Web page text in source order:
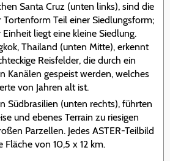
Santa Cruz (unten links), sind die
Tortenform Teil einer Siedlungsform;
liegt eine kleine Siedlung.
Thailand (unten Mitte), erkennt
Reisfelder, die durch ein
Kanälen gespeist werden, welches
von Jahren alt ist.
Südbrasilien (unten rechts), führten
und ebenes Terrain zu riesigen
Parzellen. Jedes ASTER-Teilbild
Fläche von 10,5 x 12 km.